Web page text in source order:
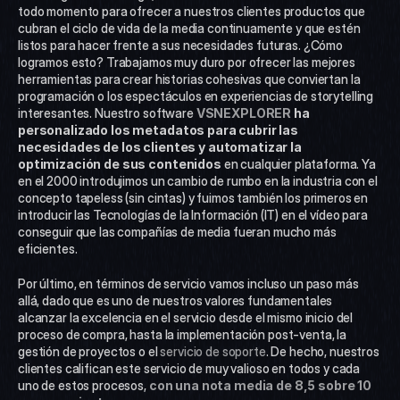
todo momento para ofrecer a nuestros clientes productos que
cubran el ciclo de vida de la media continuamente y que estén
listos para hacer frente a sus necesidades futuras. ¿Cómo
logramos esto? Trabajamos muy duro por ofrecer las mejores
herramientas para crear historias cohesivas que conviertan la
programación o los espectáculos en experiencias de storytelling
interesantes. Nuestro software VSNEXPLORER ha
personalizado los metadatos para cubrir las
necesidades de los clientes y automatizar la
optimización de sus contenidos en cualquier plataforma. Ya
en el 2000 introdujimos un cambio de rumbo en la industria con el
concepto tapeless (sin cintas) y fuimos también los primeros en
introducir las Tecnologías de la Información (IT) en el vídeo para
conseguir que las compañías de media fueran mucho más
eficientes.
Por último, en términos de servicio vamos incluso un paso más
allá, dado que es uno de nuestros valores fundamentales
alcanzar la excelencia en el servicio desde el mismo inicio del
proceso de compra, hasta la implementación post-venta, la
gestión de proyectos o el servicio de soporte. De hecho, nuestros
clientes califican este servicio de muy valioso en todos y cada
uno de estos procesos, con una nota media de 8,5 sobre 10